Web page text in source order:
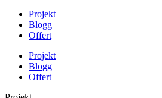
Projekt
Blogg
Offert
Projekt
Blogg
Offert